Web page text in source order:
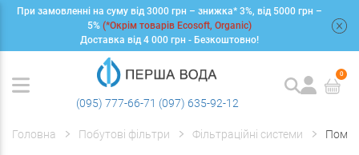
При замовленні на суму від 3000 грн – знижка* 3%, від 5000 грн –
5% (*Окрім товарів Ecosoft, Organic)
Доставка від 4 000 грн - Безкоштовно!
(095) 777-66-71 (097) 635-92-12
0
Головна Побутові фільтри Фільтраційні системи